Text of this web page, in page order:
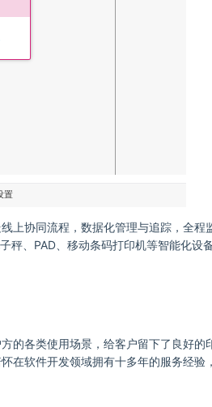
置
上协同流程，数据化管理与追踪，全
、PAD、移动条码打印机等智能化设
的各类使用场景，给客户留下了良好
软件开发领域拥有十多年的服务经验